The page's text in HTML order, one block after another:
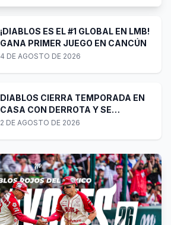
¡DIABLOS ES EL #1 GLOBAL EN LMB!
GANA PRIMER JUEGO EN CANCÚN
4 DE AGOSTO DE 2026
DIABLOS CIERRA TEMPORADA EN
CASA CON DERROTA Y SE
PREPARA PARA ÚLTIMA SERIE DE
2 DE AGOSTO DE 2026